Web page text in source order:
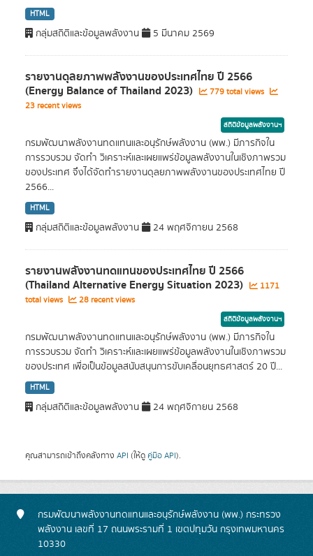
HTML
กลุ่มสถิติและข้อมูลพลังงาน 5 มีนาคม 2569
รายงานดุลยภาพพลังงานของประเทศไทย ปี 2566
(Energy Balance of Thailand 2023)
779 total views
23 recent views
สถิติข้อมูลพลังงานฯ
กรมพัฒนาพลังงานทดแทนและอนุรักษ์พลังงาน (พพ.) มีภารกิจใน
การรวบรวม จัดทำ วิเคราะห์และเผยแพร่ข้อมูลพลังงานในเชิงภาพรวม
ของประเทศ จึงได้จัดทำรายงานดุลยภาพพลังงานของประเทศไทย ปี
2566...
HTML
กลุ่มสถิติและข้อมูลพลังงาน 24 พฤศจิกายน 2568
รายงานพลังงานทดแทนของประเทศไทย ปี 2566
(Thailand Alternative Energy Situation 2023)
1171
total views
28 recent views
สถิติข้อมูลพลังงานฯ
กรมพัฒนาพลังงานทดแทนและอนุรักษ์พลังงาน (พพ.) มีภารกิจใน
การรวบรวม จัดทำ วิเคราะห์และเผยแพร่ข้อมูลพลังงานในเชิงภาพรวม
ของประเทศ เพื่อเป็นข้อมูลสนับสนุนการขับเคลื่อนยุทธศาสตร์ 20 ปี...
HTML
กลุ่มสถิติและข้อมูลพลังงาน 24 พฤศจิกายน 2568
คุณสามารถเข้าถึงคลังทาง API (ให้ดู คู่มือ API).
กรมพัฒนาพลังงานทดแทนและอนุรักษ์พลังงาน (พพ.) กระทรวง
พลังงาน เลขที่ 17 ถนนพระรามที่ 1 เขตปทุมวัน กรุงเทพมหานคร
10330